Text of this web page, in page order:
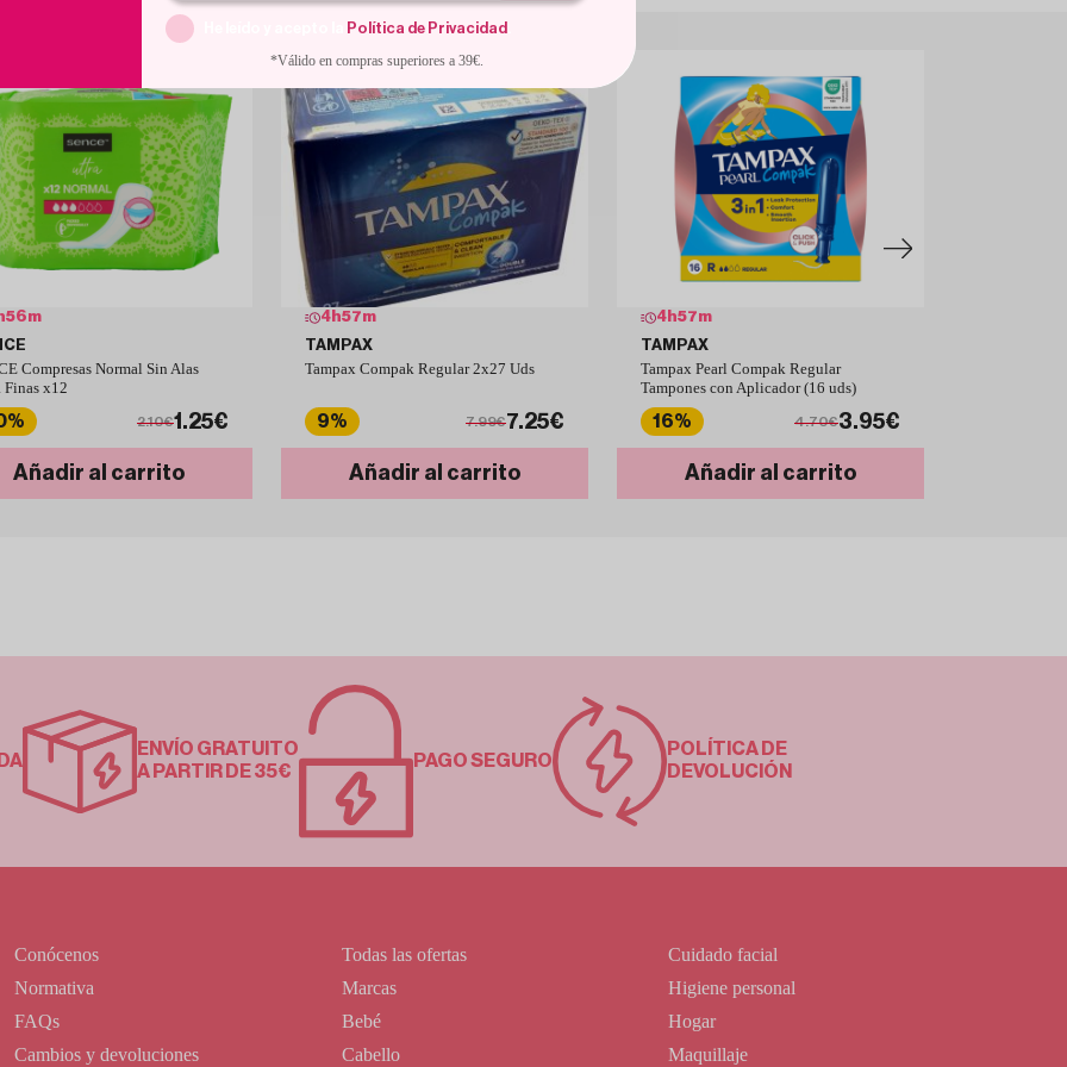
56m
Compresas Normal Sin Alas
Finas x12
2.10€1.25€
Añadir al carrito
4 h57m
TAMPAX
Tampax Compak Regular 2x27 Uds
9% 7.99€7.25€
Añadir al carrito
4 h57m
TAMPAX
Tampax Pearl Compak Regular
Tampones con Aplicador (16 uds)
16% 4.70€3.95€
Añadir al carrito
ENVÍO GRATUITO
A PARTIR DE 35€
PAGO SEGURO
POLÍTICA DE
DEVOLUCIÓN
Conócenos
Normativa
FAQs
Cambios y devoluciones
Todas las ofertas
Marcas
Bebé
Cabello
Cuidado facial
Higiene personal
Hogar
Maquillaje
Política de Privacidad
*Válido en compras superiores a 39€.